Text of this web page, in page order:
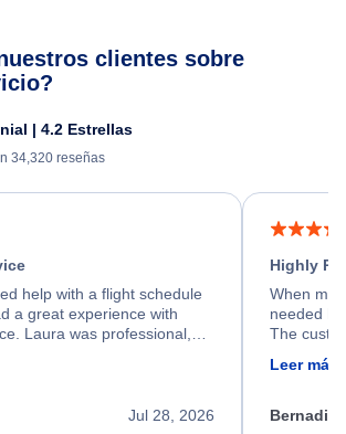
clientes sobre
| 4.2 Estrellas
34,320 reseñas
help with a flight schedule
a great experience with
Laura was professional,
helpful throughout the
found a solution and
service.
Jul 28, 2026
Highly
When my
needed
The
calm,
Leer más